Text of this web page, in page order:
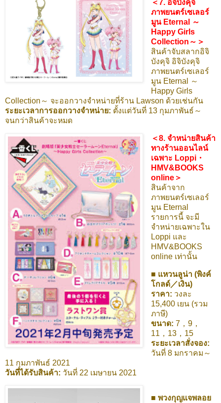
＜7. อิจิบังคุจิ
ภาพยนตร์เซเลอร์
มูน Eternal ～
Happy Girls
Collection～＞
สินค้าจับสลากอิจิ
บังคุจิ อิจิบังคุจิ
ภาพยนตร์เซเลอร์
มูน Eternal ～
Happy Girls
Collection～ จะออกวางจำหน่ายที่ร้าน Lawson ด้วยเช่นกัน
ระยะเวลาการออกวางจำหน่าย: ตั้งแต่วันที่ 13 กุมภาพันธ์～
จนกว่าสินค้าจะหมด
＜8. จำหน่ายสินค้า
ทางร้านออนไลน์
เฉพาะ Loppi・
HMV&BOOKS
online＞
สินค้าจาก
ภาพยนตร์เซเลอร์
มูน Eternal
รายการนี้ จะมี
จำหน่ายเฉพาะใน
Loppi และ
HMV&BOOKS
online เท่านั้น
■ แหวนลูน่า (พิงค์
โกลด์／เงิน)
ราคา: วงละ
15,400 เยน (รวม
ภาษี)
ขนาด: 7，9，
11，13，15
ระยะเวลาสั่งจอง:
วันที่ 8 มกราคม～
11 กุมภาพันธ์ 2021
วันที่ได้รับสินค้า: วันที่ 22 เมษายน 2021
■ พวงกุญแจพลอย